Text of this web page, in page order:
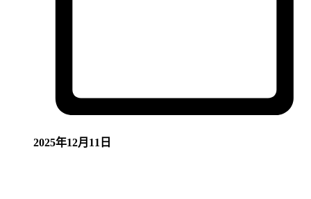
2025年12月11日